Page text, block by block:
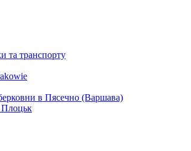
та транспорту
в Пясечно (Варшава)
Плоцьк